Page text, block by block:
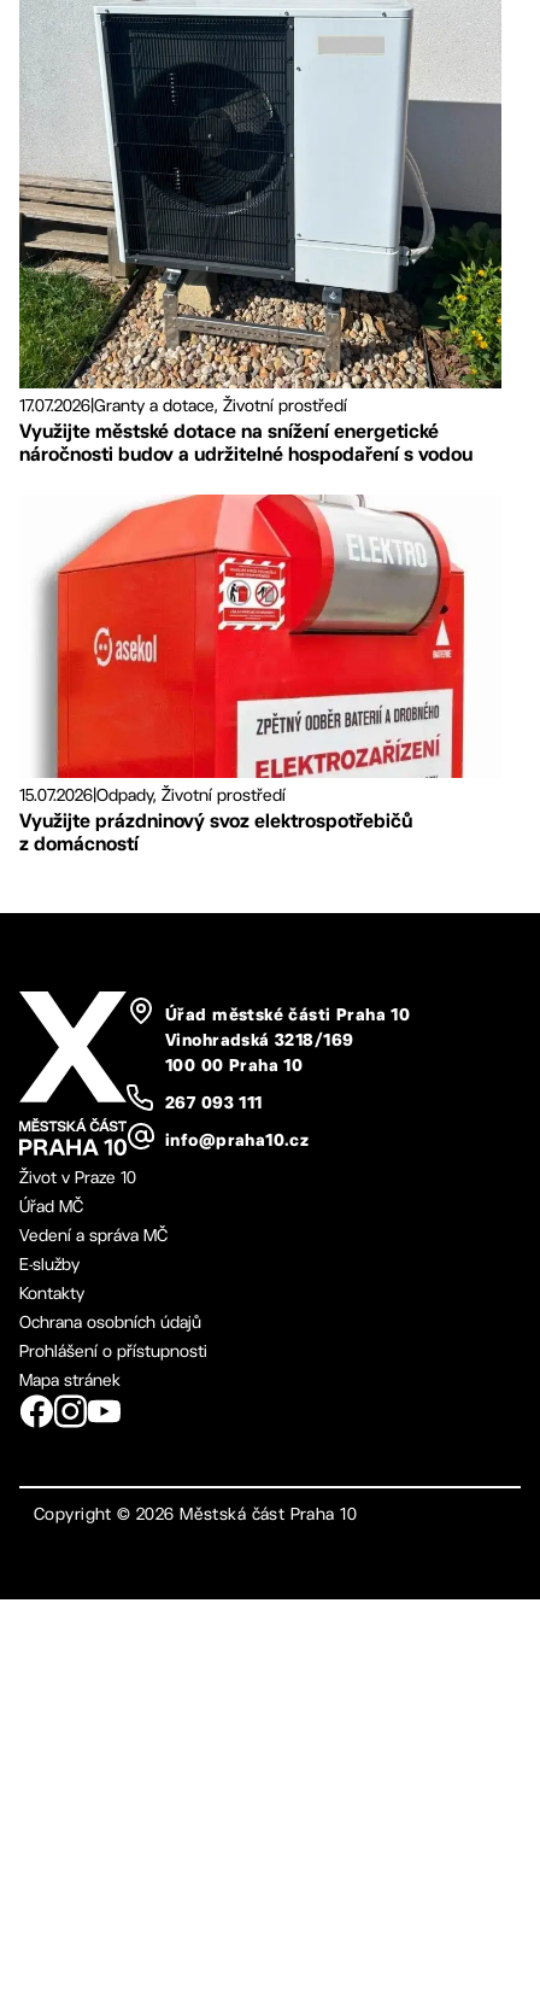
17.07.2026|Granty a dotace, Životní prostředí
Využijte městské dotace na snížení energetické
náročnosti budov a udržitelné hospodaření s vodou
15.07.2026|Odpady, Životní prostředí
Využijte prázdninový svoz elektrospotřebičů
z domácností
Úřad městské části Praha 10
Vinohradská 3218/169
100 00 Praha 10
267 093 111
info@praha10.cz
Život v Praze 10
Úřad MČ
Vedení a správa MČ
E-služby
Kontakty
Ochrana osobních údajů
Prohlášení o přístupnosti
Mapa stránek
Copyright ©2026 Městská část Praha 10